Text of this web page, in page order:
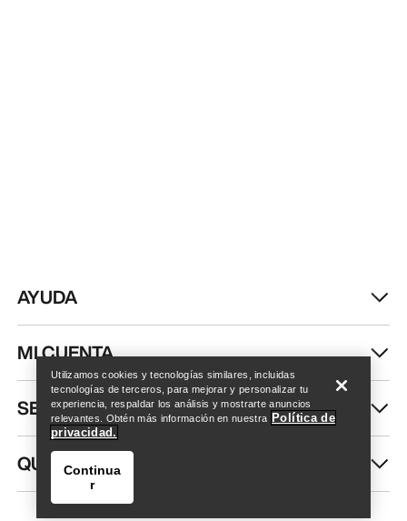
Encuentra una tienda Help
AYUDA
MI CUENTA
SEGUIR COMPRANDO
QUIÉNES SOMOS
Utilizamos cookies y tecnologías similares, incluidas
tecnologías de terceros, para mejorar y personalizar tu
experiencia, respaldar los análisis y mostrarte anuncios
relevantes. Obtén más información en nuestra Política de
privacidad.
Continua
r